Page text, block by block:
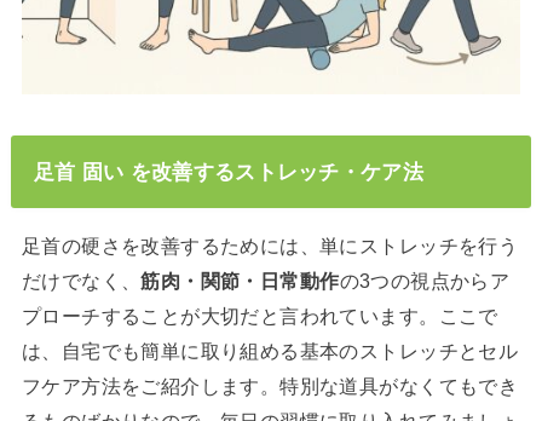
足首 固い を改善するストレッチ・ケア法
足首の硬さを改善するためには、単にストレッチを行う
だけでなく、筋肉・関節・日常動作の3つの視点からア
プローチすることが大切だと言われています。ここで
は、自宅でも簡単に取り組める基本のストレッチとセル
フケア方法をご紹介します。特別な道具がなくてもでき